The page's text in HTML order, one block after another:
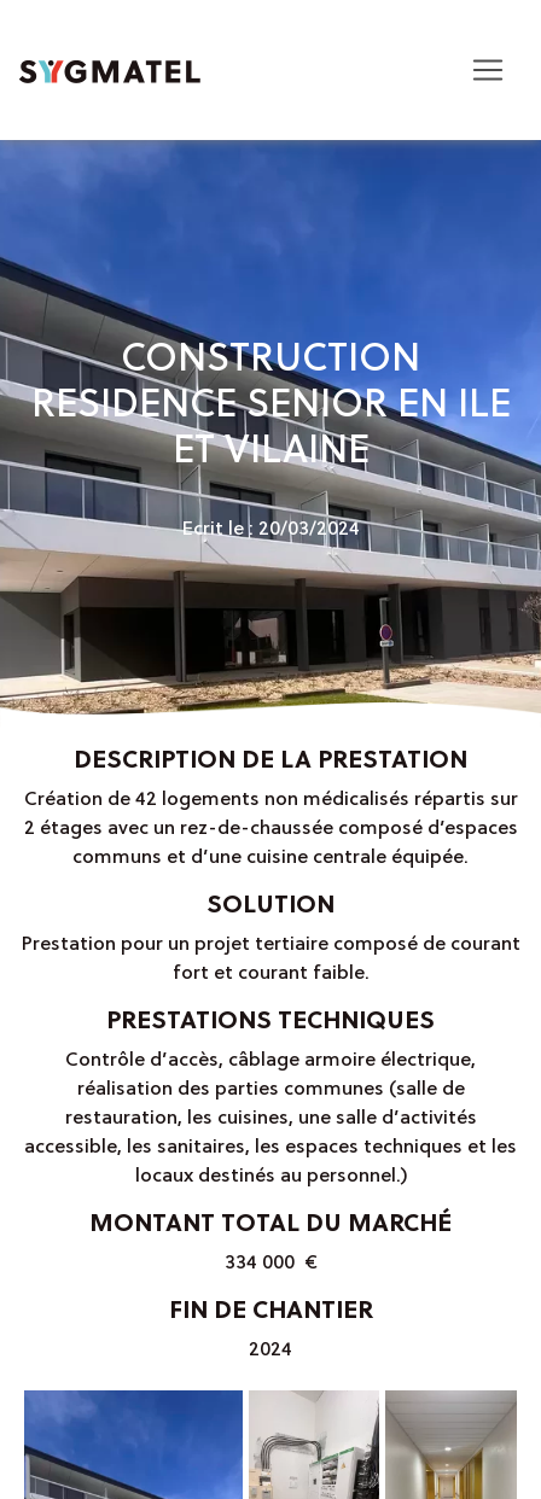
CONSTRUCTION
RESIDENCE SENIOR EN ILE
ET VILAINE
Ecrit le : 20/03/2024
DESCRIPTION DE LA PRESTATION
Création de 42 logements non médicalisés répartis sur
2 étages avec un rez-de-chaussée composé d’espaces
communs et d’une cuisine centrale équipée.
SOLUTION
Prestation pour un projet tertiaire composé de courant
fort et courant faible.
PRESTATIONS TECHNIQUES
Contrôle d’accès, câblage armoire électrique,
réalisation des parties communes (salle de
restauration, les cuisines, une salle d’activités
accessible, les sanitaires, les espaces techniques et les
locaux destinés au personnel.)
MONTANT TOTAL DU MARCHÉ
334 000 €
FIN DE CHANTIER
2024